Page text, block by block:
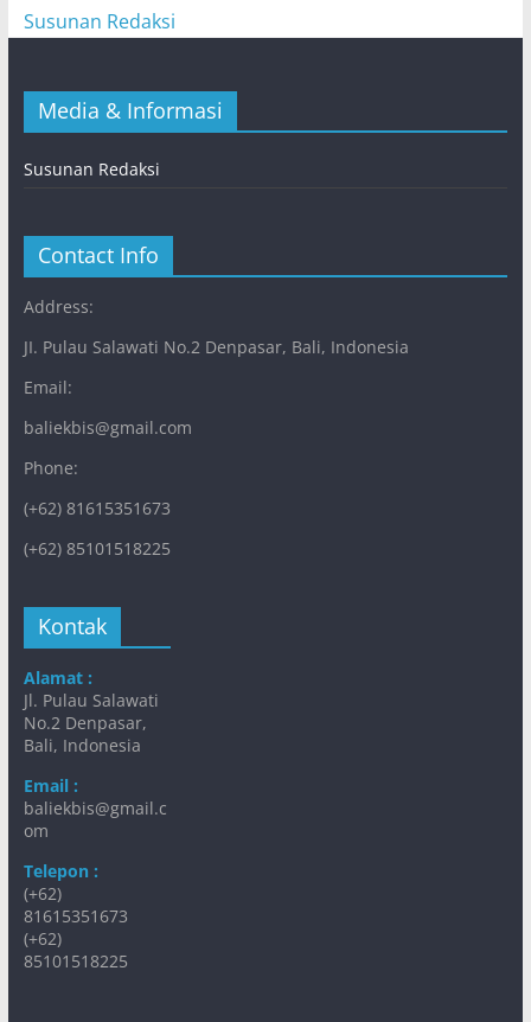
Susunan Redaksi
Media & Informasi
Susunan Redaksi
Contact Info
Address:
JI. Pulau Salawati No.2 Denpasar, Bali, Indonesia
Email:
baliekbis@gmail.com
Phone:
(+62) 81615351673
(+62) 85101518225
Kontak
Alamat :
Jl. Pulau Salawati
No.2 Denpasar,
Bali, Indonesia
Email :
baliekbis@gmail.c
om
Telepon :
(+62)
81615351673
(+62)
85101518225